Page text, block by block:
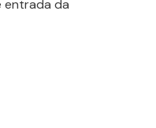
entrada da